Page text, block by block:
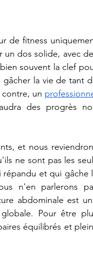
de fitness
un dos solide, avec
souvent la clef
la vie de tant
un
des progrès
et nous
ne sont pas les
et qui gâche
n'en parlerons
abdominale est
Pour être
équilibrés et